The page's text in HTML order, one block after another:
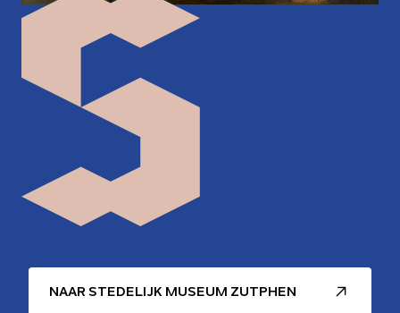
NAAR STEDELIJK MUSEUM ZUTPHEN